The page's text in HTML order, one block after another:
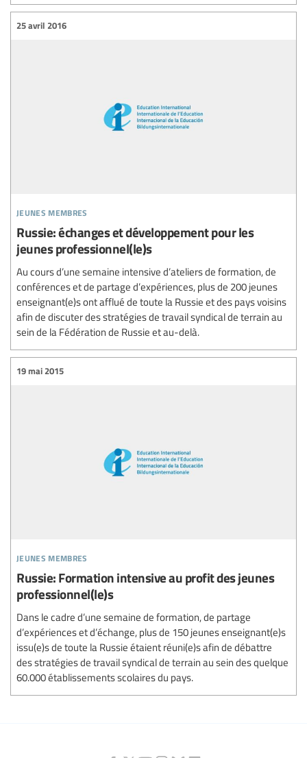
jeunes membres
25 avril 2016
Russie: échanges et développement pour les
jeunes professionnel(le)s
Au cours d’une semaine intensive d’ateliers de formation, de
conférences et de partage d’expériences, plus de 200 jeunes
enseignant(e)s ont afflué de toute la Russie et des pays voisins
afin de discuter des stratégies de travail syndical de terrain au
sein de la Fédération de Russie et au-delà.
jeunes membres
19 mai 2015
Russie: Formation intensive au profit des jeunes
professionnel(le)s
Dans le cadre d’une semaine de formation, de partage
d’expériences et d’échange, plus de 150 jeunes enseignant(e)s
issu(e)s de toute la Russie étaient réuni(e)s afin de débattre
des stratégies de travail syndical de terrain au sein des quelque
60.000 établissements scolaires du pays.